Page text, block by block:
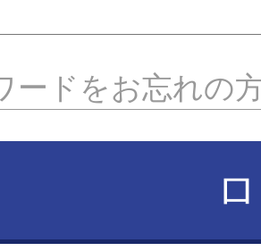
ードをお忘れの